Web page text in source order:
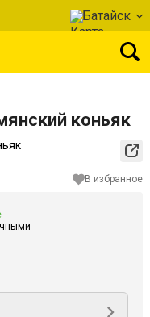
Батайск
коньяк
В избранное